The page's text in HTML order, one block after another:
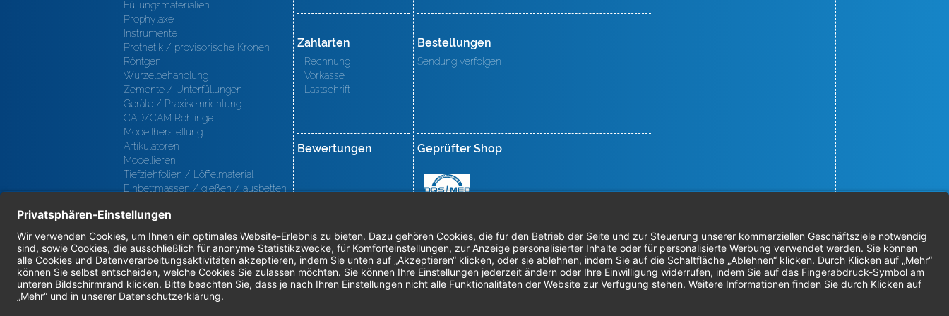
Füllungsmaterialien
Prophylaxe
Instrumente
Prothetik / provisorische Kronen
Röntgen
Wurzelbehandlung
Zemente / Unterfüllungen
Geräte / Praxiseinrichtung
CAD/CAM Rohlinge
Modellherstellung
Artikulatoren
Modellieren
Tiefziehfolien / Löffelmaterial
Einbettmassen / gießen / ausbetten
Oberfl ächenbearbeitung
Keramik
Verblendmaterialien
Instrumente
Kieferorthopädie / Klammerdrähte
Verschiedenes (Labor)
Zahlarten
Rechnung
Vorkasse
Lastschrift
Bewertungen
Bestellungen
Sendung verfolgen
Geprüfter Shop
© 2026 Nordenta Handelsgesellschaft